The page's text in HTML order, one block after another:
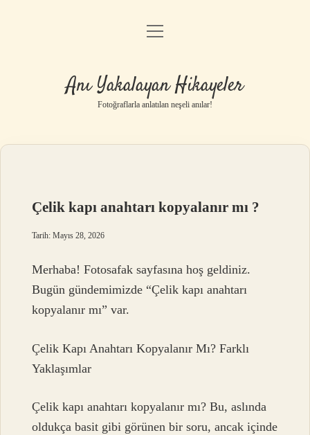
Anasayfa
Yasal Uyarı
menüyü
Anı Yakalayan Hikayeler
Fotoğraflarla anlatılan neşeli anılar!
Çelik kapı anahtarı kopyalanır mı ?
Tarih: Mayıs 28, 2026
Merhaba! Fotosafak sayfasına hoş geldiniz.
Bugün gündemimizde “Çelik kapı anahtarı
kopyalanır mı” var.
Çelik Kapı Anahtarı Kopyalanır Mı? Farklı
Yaklaşımlar
Çelik kapı anahtarı kopyalanır mı? Bu, aslında
oldukça basit gibi görünen bir soru, ancak içinde